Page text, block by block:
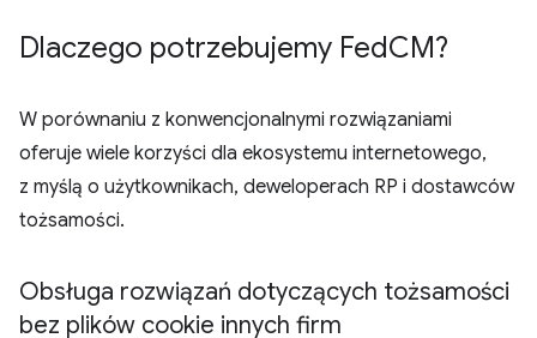
Dlaczego potrzebujemy FedCM?
W porównaniu z konwencjonalnymi rozwiązaniami
oferuje wiele korzyści dla ekosystemu internetowego,
z myślą o użytkownikach, deweloperach RP i dostawców
tożsamości.
Obsługa rozwiązań dotyczących tożsamości
bez plików cookie innych firm